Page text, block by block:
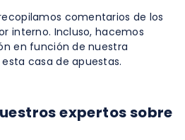
comentarios de los
interno. Incluso, hacemos
en función de nuestra
casa de apuestas.
expertos sobre